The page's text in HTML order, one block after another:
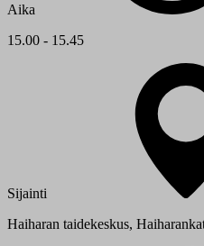
Aika
15.00 - 15.45
Sijainti
Haiharan taidekeskus,